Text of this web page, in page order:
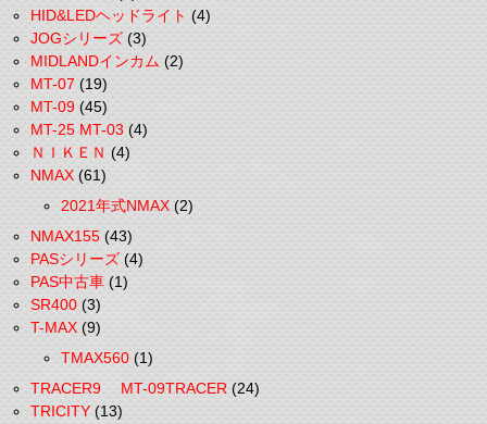
HID&LEDヘッドライト(4)
JOGシリーズ(3)
MIDLANDインカム(2)
MT-07(19)
MT-09(45)
MT-25 MT-03(4)
ＮＩＫＥＮ(4)
NMAX(61)
2021年式NMAX(2)
NMAX155(43)
PASシリーズ(4)
PAS中古車(1)
SR400(3)
T-MAX(9)
TMAX560(1)
TRACER9 MT-09TRACER(24)
TRICITY(13)